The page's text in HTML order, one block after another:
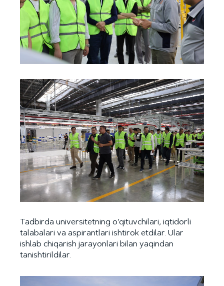
Tadbirda universitetning o‘qituvchilari, iqtidorli
talabalari va aspirantlari ishtirok etdilar. Ular
ishlab chiqarish jarayonlari bilan yaqindan
tanishtirildilar.